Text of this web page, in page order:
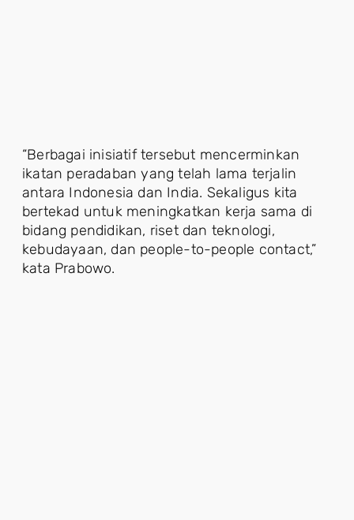
“Berbagai inisiatif tersebut mencerminkan
ikatan peradaban yang telah lama terjalin
antara Indonesia dan India. Sekaligus kita
bertekad untuk meningkatkan kerja sama di
bidang pendidikan, riset dan teknologi,
kebudayaan, dan people-to-people contact,”
kata Prabowo.